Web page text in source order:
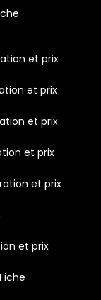
et prix
et prix
et prix
et prix
et prix
et prix